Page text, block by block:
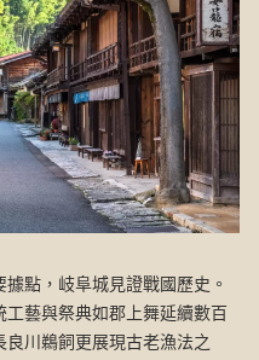
點，岐阜城見證戰國歷史。
藝與祭典如郡上舞延續數百
川鵜飼更展現古老漁法之